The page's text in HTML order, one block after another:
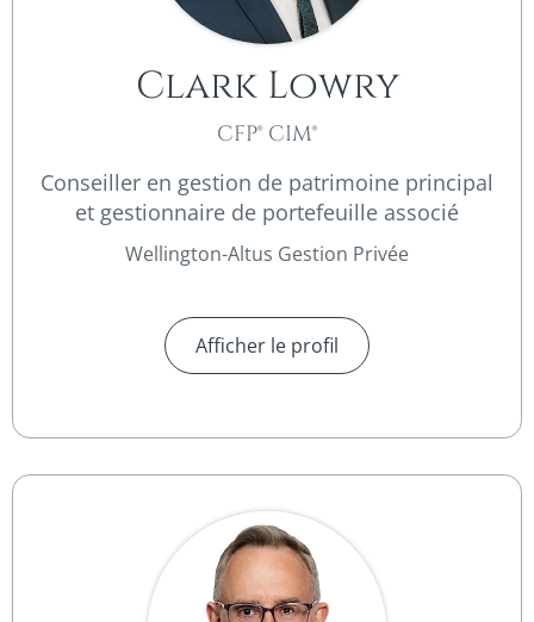
Clark Lowry
CFP® CIM®
Conseiller en gestion de patrimoine principal
et gestionnaire de portefeuille associé
Wellington-Altus Gestion Privée
Afficher le profil